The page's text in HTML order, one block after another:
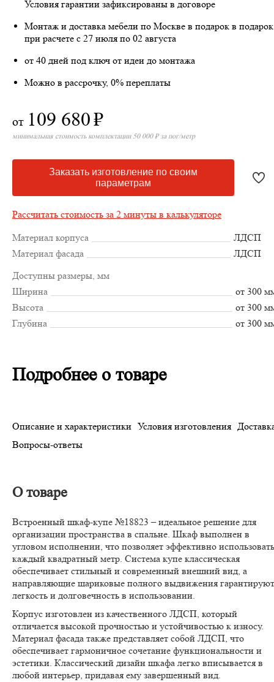
Условия гарантии зафиксированы в договоре
Монтаж и доставка мебели по Москве в подарок в подарок
при расчете с 27 июля по 02 августа
от 40 дней под ключ от идеи до монтажа
Можно в рассрочку, 0% переплаты
от 109 680₽
минимальная стоимость комплектации 50 000 ₽ за пог/метр
Заказать изготовление по своим
параметрам
Рассчитать стоимость за 2 минуты в калькуляторе
Материал корпуса
ЛДСП
Материал фасада
ЛДСП
Доступны размеры, мм
Ширина
от 300
Высота
от 300
Глубина
от 300
Подробнее о товаре
Описание и характеристики Условия изготовления
Вопросы-ответы
О товаре
Встроенный шкаф-купе №18823 – идеальное решение для
организации пространства в спальне. Шкаф выполнен в
угловом исполнении, что позволяет эффективно использовать
каждый квадратный метр. Система купе классическая
обеспечивает стильный и современный внешний вид, а
направляющие шариковые полного выдвижения гарантируют
легкость и долговечность в использовании.
Корпус изготовлен из качественного ЛДСП, который
отличается высокой прочностью и устойчивостью к износу.
Материал фасада также представляет собой ЛДСП, что
обеспечивает гармоничное сочетание функциональности и
эстетики. Классический дизайн шкафа легко вписывается в
любой интерьер, придавая ему завершенный вид.